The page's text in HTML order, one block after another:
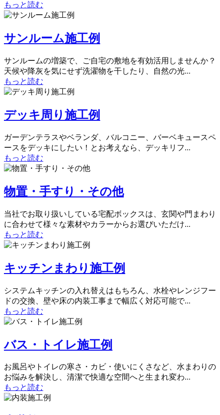
もっと読む
サンルーム施工例
サンルームの増築で、ご自宅の敷地を有効活用しませんか？
天候や降灰を気にせず洗濯物を干したり、自然の光...
もっと読む
デッキ周り施工例
ガーデンテラスやベランダ、バルコニー、バーベキュースペ
ースをデッキにしたい！とお考えなら、デッキリフ...
もっと読む
物置・手すり・その他
当社でお取り扱いしている宅配ボックスは、玄関や門まわり
に合わせて様々な素材やカラーからお選びいただけ...
もっと読む
キッチンまわり施工例
システムキッチンの入れ替えはもちろん、水栓やレンジフー
ドの交換、壁や床の内装工事まで幅広く対応可能で...
もっと読む
バス・トイレ施工例
お風呂やトイレの寒さ・カビ・使いにくさなど、水まわりの
お悩みを解決し、清潔で快適な空間へと生まれ変わ...
もっと読む